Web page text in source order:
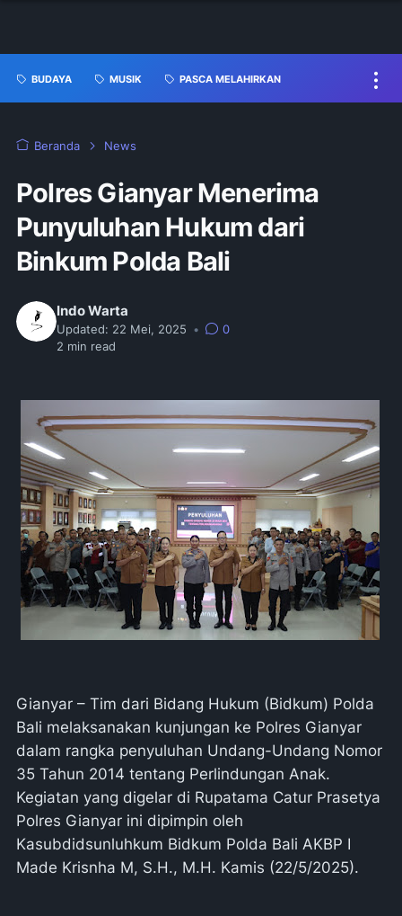
BUDAYA MUSIK PASCA MELAHIRKAN
Beranda News
Polres Gianyar Menerima
Punyuluhan Hukum dari
Binkum Polda Bali
Indo Warta
Updated: 22 Mei, 2025 •
0
2 min read
Gianyar – Tim dari Bidang Hukum (Bidkum) Polda
Bali melaksanakan kunjungan ke Polres Gianyar
dalam rangka penyuluhan Undang-Undang Nomor
35 Tahun 2014 tentang Perlindungan Anak.
Kegiatan yang digelar di Rupatama Catur Prasetya
Polres Gianyar ini dipimpin oleh
Kasubdidsunluhkum Bidkum Polda Bali AKBP I
Made Krisnha M, S.H., M.H. Kamis (22/5/2025).